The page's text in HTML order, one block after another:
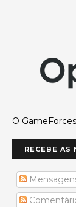
O
RECEBE AS